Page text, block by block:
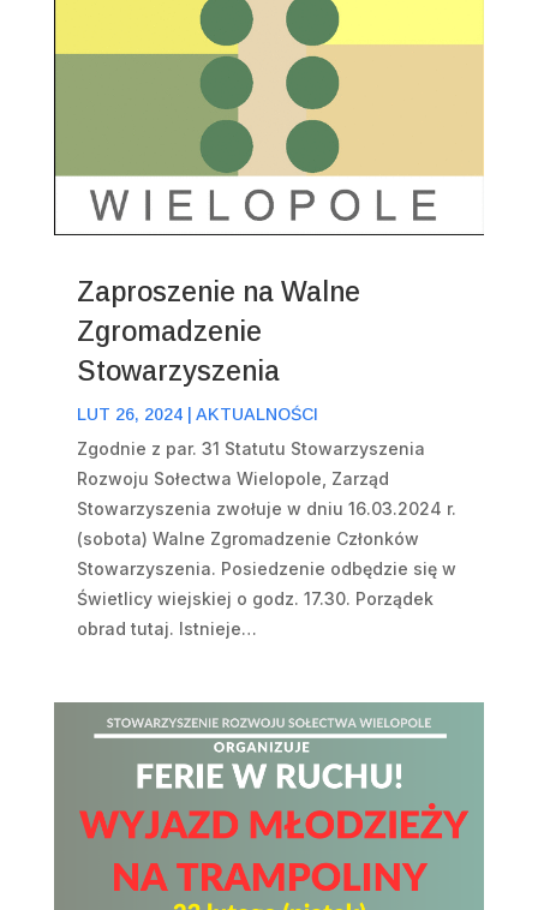
Zaproszenie na Walne
Zgromadzenie
Stowarzyszenia
LUT 26, 2024| AKTUALNOŚCI
Zgodnie z par. 31 Statutu Stowarzyszenia
Rozwoju Sołectwa Wielopole, Zarząd
Stowarzyszenia zwołuje w dniu 16.03.2024 r.
(sobota) Walne Zgromadzenie Członków
Stowarzyszenia. Posiedzenie odbędzie się w
Świetlicy wiejskiej o godz. 17.30. Porządek
obrad tutaj. Istnieje…